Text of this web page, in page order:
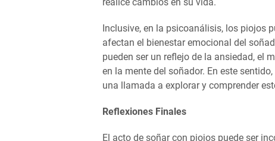
Inclusive, en la psicoanálisis, los piojos
afectan el bienestar emocional del
pueden ser un reflejo de la ansiedad, el
en la mente del soñador. En este
una llamada a explorar y comprender
Reflexiones Finales
El acto de soñar con piojos puede ser